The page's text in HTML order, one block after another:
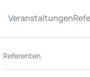
Veranstaltungen
Referenten